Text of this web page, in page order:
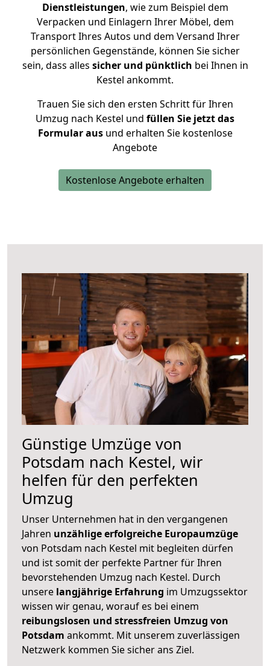
Dienstleistungen, wie zum Beispiel dem
Verpacken und Einlagern Ihrer Möbel, dem
Transport Ihres Autos und dem Versand Ihrer
persönlichen Gegenstände, können Sie sicher
sein, dass alles sicher und pünktlich bei Ihnen in
Kestel ankommt.
Trauen Sie sich den ersten Schritt für Ihren
Umzug nach Kestel und füllen Sie jetzt das
Formular ausund erhalten Sie kostenlose
Angebote
Kostenlose Angebote erhalten
Günstige Umzüge von
Potsdam nach Kestel, wir
helfen für den perfekten
Umzug
Unser Unternehmen hat in den vergangenen
Jahren unzählige erfolgreiche Europaumzüge
von Potsdam nach Kestel mit begleiten dürfen
und ist somit der perfekte Partner für Ihren
bevorstehenden Umzug nach Kestel. Durch
unsere langjährige Erfahrung im Umzugssektor
wissen wir genau, worauf es bei einem
reibungslosen und stressfreien Umzug von
Potsdam ankommt. Mit unserem zuverlässigen
Netzwerk kommen Sie sicher ans Ziel.